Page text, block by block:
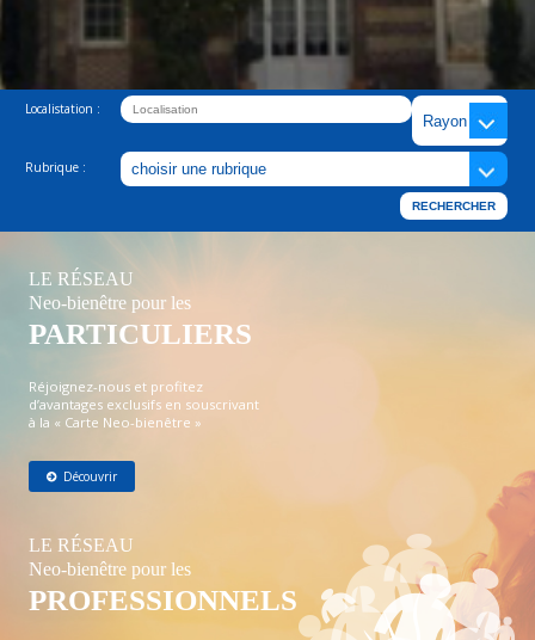
Localistation :
Rubrique :
LE RÉSEAU
Neo-bienêtre pour les
PARTICULIERS
Réjoignez-nous et profitez
d’avantages exclusifs en souscrivant
à la « Carte Neo-bienêtre »
Découvrir
LE RÉSEAU
Neo-bienêtre pour les
PROFESSIONNELS